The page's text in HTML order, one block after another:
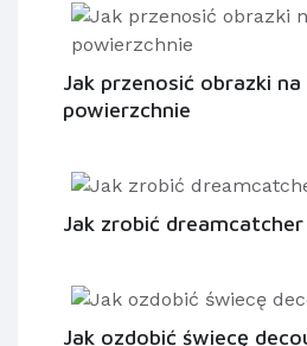
Jak przenosić obrazki na
powierzchnie
Jak zrobić dreamcatcher
Jak ozdobić świecę